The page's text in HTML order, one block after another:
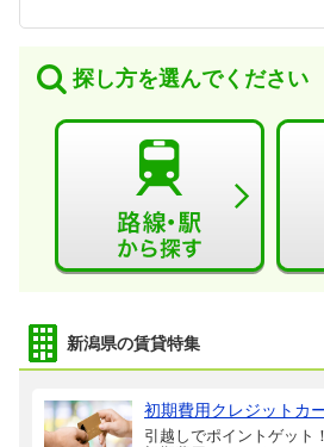
探し方を選んでください
新潟県の賃貸特集
初期費用クレジットカ
引越しでポイントゲット！